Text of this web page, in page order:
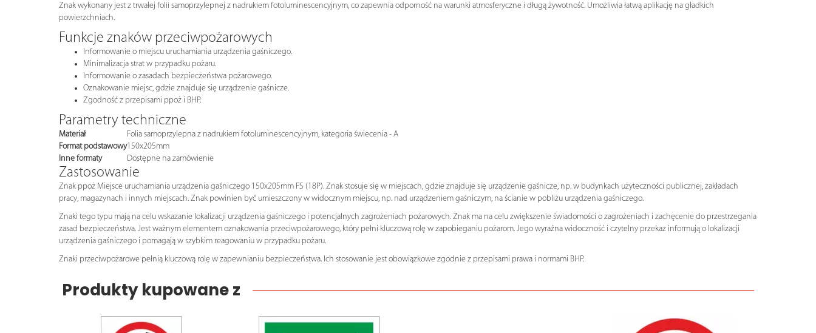
Znak wykonany jest z trwałej folii samoprzylepnej z nadrukiem fotoluminescencyjnym, co zapewnia odporność na warunki atmosferyczne i długą żywotność. Umożliwia łatwą aplikację na gładkich
powierzchniach.
Funkcje znaków przeciwpożarowych
Informowanie o miejscu uruchamiania urządzenia gaśniczego.
Minimalizacja strat w przypadku pożaru.
Informowanie o zasadach bezpieczeństwa pożarowego.
Oznakowanie miejsc, gdzie znajduje się urządzenie gaśnicze.
Zgodność z przepisami ppoż i BHP.
Parametry techniczne
Materiał
Folia samoprzylepna z nadrukiem fotoluminescencyjnym, kategoria świecenia - A
Format podstawowy150x205mm
Inne formaty
Dostępne na zamówienie
Zastosowanie
Znak ppoż Miejsce uruchamiania urządzenia gaśniczego 150x205mm FS (18P). Znak stosuje się w miejscach, gdzie znajduje się urządzenie gaśnicze, np. w budynkach użyteczności publicznej, zakładach
pracy, magazynach i innych miejscach. Znak powinien być umieszczony w widocznym miejscu, np. nad urządzeniem gaśniczym, na ścianie w pobliżu urządzenia gaśniczego.
Znaki tego typu mają na celu wskazanie lokalizacji urządzenia gaśniczego i potencjalnych zagrożeniach pożarowych. Znak ma na celu zwiększenie świadomości o zagrożeniach i zachęcenie do przestrzegania
zasad bezpieczeństwa. Jest ważnym elementem oznakowania przeciwpożarowego, który pełni kluczową rolę w zapobieganiu pożarom. Jego wyraźna widoczność i czytelny przekaz informują o lokalizacji
urządzenia gaśniczego i pomagają w szybkim reagowaniu w przypadku pożaru.
Znaki przeciwpożarowe pełnią kluczową rolę w zapewnianiu bezpieczeństwa. Ich stosowanie jest obowiązkowe zgodnie z przepisami prawa i normami BHP.
Produkty kupowane z